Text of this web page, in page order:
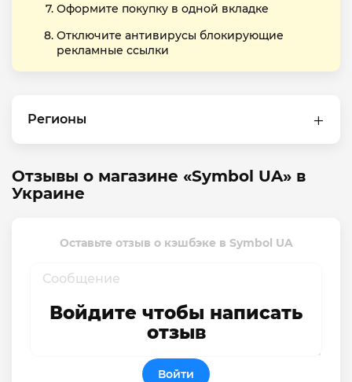
Оформите покупку в одной вкладке
Отключите антивирусы блокирующие
рекламные ссылки
Регионы
Отзывы о магазине «Symbol UA» в
Украине
Оставьте отзыв о кэшбэке в Symbol UA
Войдите чтобы написать
отзыв
Войти